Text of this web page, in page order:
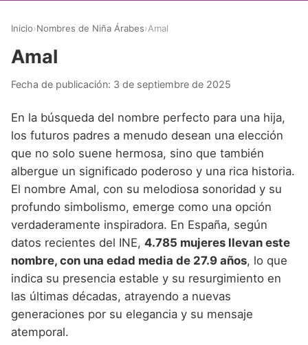
Nombres de Niña que empiezan por D
Nombres de Niña que empiezan por E
Nombres de Niña que empiezan por F
Nombres de Niña que empiezan por G
Nombres de Niña que empiezan por H
Nombres de Niña que empiezan por I
Nombres de Niña que empiezan por J
Nombres de Niña que empiezan por K
Nombres de Niña que empiezan por L
Nombres de Niña Egipcios
Nombres de Niña Griegos
Nombres de Niña Mitológicos
Nombres de Niña Romanos
Nombres de Niña Vikingos
Nombres de Niña Americanos
Nombres de Niña Chinos
Nombres de Niña Franceses
Nombres de Niña Hispanoamericanos
Nombres de Niña Ingleses
Nombres de Niña Italianos
Nombres de Niña Japoneses
Nombres de Niña Judios
Nombres de Niña Andaluces
Nombres de Niña Aragoneses
Nombres de Niña Asturianos
Nombres de Niña Baleares
Nombres de Niña Canarios
Nombres de Niña Cantabros
Nombres de Niña Castellanos
Nombres de Niña Catalanes
Buscar
Inicio›Nombres de Niña Árabes›Amal
Amal
Fecha de publicación: 3 de septiembre de 2025
En la búsqueda del nombre perfecto para una hija,
los futuros padres a menudo desean una elección
que no solo suene hermosa, sino que también
albergue un significado poderoso y una rica historia.
El nombre Amal, con su melodiosa sonoridad y su
profundo simbolismo, emerge como una opción
verdaderamente inspiradora. En España, según
datos recientes del INE, 4.785 mujeres llevan este
nombre, con una edad media de 27.9 años, lo que
indica su presencia estable y su resurgimiento en
las últimas décadas, atrayendo a nuevas
generaciones por su elegancia y su mensaje
atemporal.